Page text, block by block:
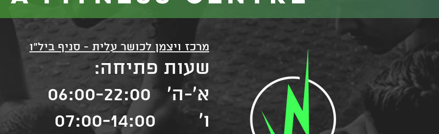
מרכז ויצמן לכושר עלית - סניף ביל"ו
שעות פתיחה:
א'-ה' 06:00-22:00
ו' 07:00-14:00